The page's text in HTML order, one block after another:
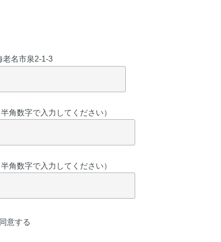
老名市泉2-1-3
角数字で入力してください）
角数字で入力してください）
意する